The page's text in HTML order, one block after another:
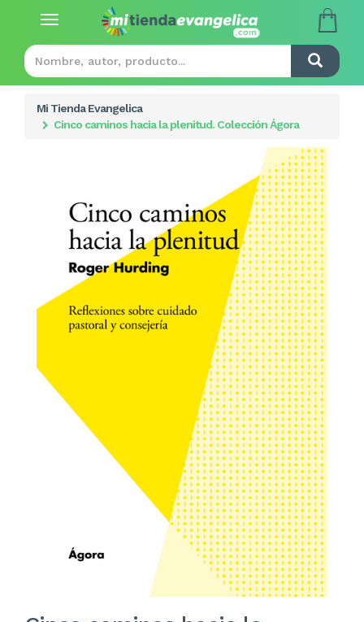
Toggle
Mi Tienda Evangelica
Cinco caminos hacia la plenitud. Colección Ágora